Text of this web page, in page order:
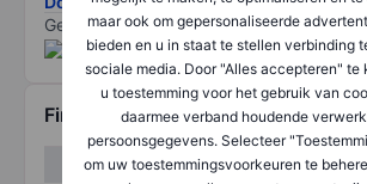
maar ook om gepersonaliseerde
bieden en u in staat te stellen verbinding
sociale media. Door "Alles accepteren" te
u toestemming voor het gebruik van
daarmee verband houdende
persoonsgegevens. Selecteer
om uw toestemmingsvoorkeuren te
Gegevens geleverd door
Financiële gegevens
Q1